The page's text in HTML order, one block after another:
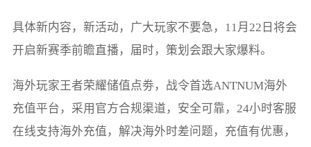
具体新内容，新活动，广大玩家不要急，11月22日将会
开启新赛季前瞻直播，届时，策划会跟大家爆料。
海外玩家王者荣耀储值点劵，战令首选ANTNUM海外
充值平台，采用官方合规渠道，安全可靠，24小时客服
在线支持海外充值，解决海外时差问题，充值有优惠，